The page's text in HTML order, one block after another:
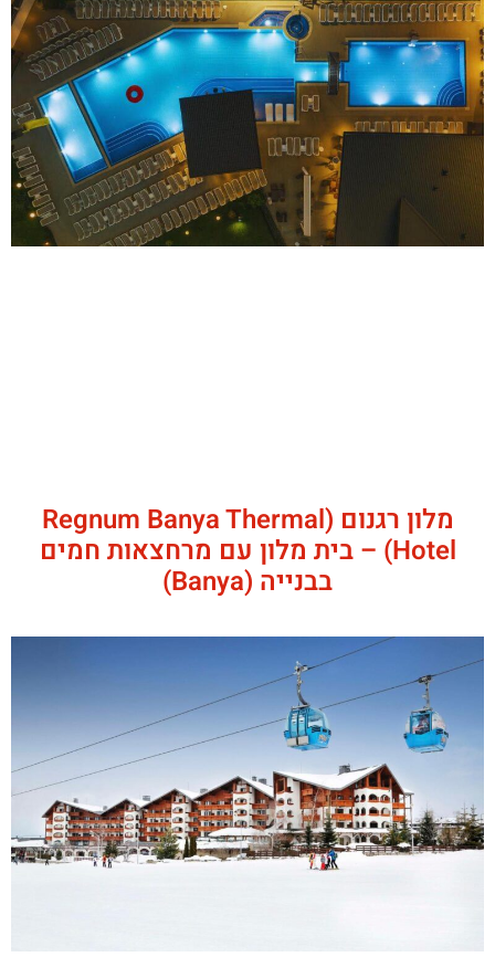
מלון רגנום (Regnum Banya Thermal
Hotel) – בית מלון עם מרחצאות חמים
בבנייה (Banya)